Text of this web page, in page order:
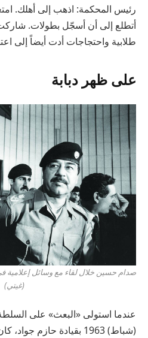
رئيس المحكمة: اذهب إلى أهلك.
أتطلع إلى أن أسجّل بطولات.
طلابية واحتجاجات أدت أيضاً إلى
على ظهر دبابة
(غيتي)
(شباط) 1963 بقيادة حازم